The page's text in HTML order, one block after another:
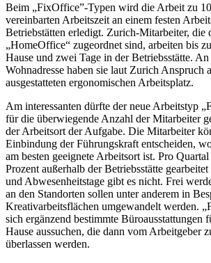
Beim „FixOffice”-Typen wird die Arbeit zu
vereinbarten Arbeitszeit an einem festen
Betriebstätten erledigt. Zurich-Mitarbeiter, die
„HomeOffice“ zugeordnet sind, arbeiten bis
Hause und zwei Tage in der Betriebsstätte.
Wohnadresse haben sie laut Zurich Anspruch
ausgestatteten ergonomischen Arbeitsplatz.
Am interessanten dürfte der neue Arbeitstyp
für die überwiegende Anzahl der Mitarbeiter
der Arbeitsort der Aufgabe. Die Mitarbeiter
Einbindung der Führungskraft entscheiden,
am besten geeignete Arbeitsort ist. Pro
Prozent außerhalb der Betriebsstätte
und Abwesenheitstage gibt es nicht. Frei
an den Standorten sollen unter anderem in
Kreativarbeitsflächen umgewandelt werden.
sich ergänzend bestimmte Büroausstattungen
Hause aussuchen, die dann vom Arbeitgeber
überlassen werden.